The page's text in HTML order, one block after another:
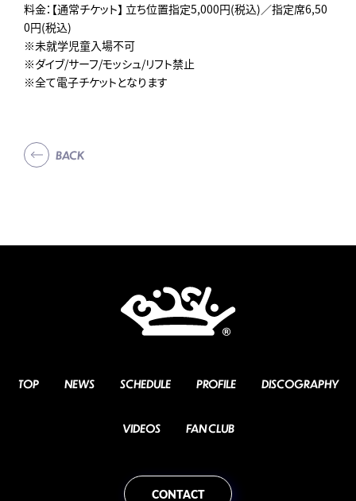
料金：【通常チケット】 立ち位置指定5,000円(税込)／指定席6,50
0円(税込)
※未就学児童入場不可
※ダイブ/サーフ/モッシュ/リフト禁止
※全て電子チケットとなります
BACK
TOP NEWS SCHEDULE PROFILE DISCOGRAPHY
VIDEOS FAN CLUB
CONTACT